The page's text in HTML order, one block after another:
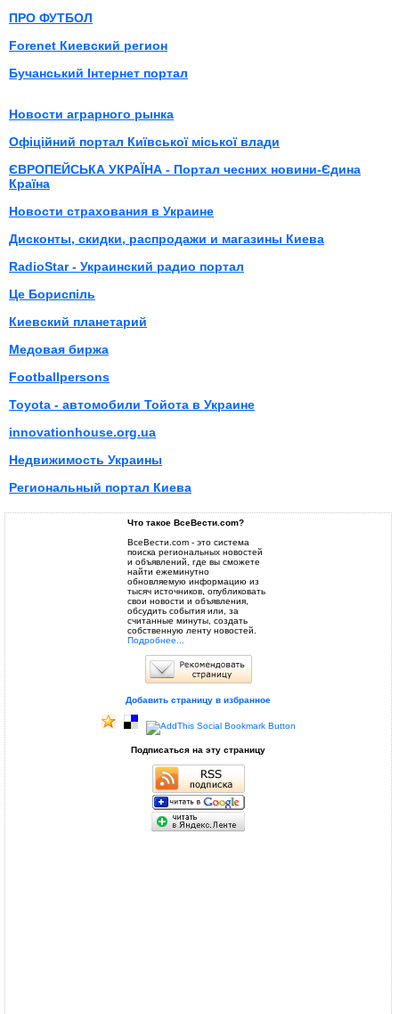
ПРО ФУТБОЛ
Forenet Киевский регион
Бучанський Інтернет портал
Новости аграрного рынка
Офіційний портал Київської міської влади
ЄВРОПЕЙСЬКА УКРАЇНА - Портал чесних новини-Єдина
Країна
Новости страхования в Украине
Дисконты, скидки, распродажи и магазины Киева
RadioStar - Украинский радио портал
Це Бориспіль
Киевский планетарий
Медовая биржа
Footballpersons
Toyota - автомобили Тойота в Украине
innovationhouse.org.ua
Недвижимость Украины
Региональный портал Киева
Что такое ВсеВести.com?
ВсеВести.com - это система
поиска региональных новостей
и объявлений, где вы сможете
найти ежеминутно
обновляемую информацию из
тысяч источников, опубликовать
свои новости и объявления,
обсудить события или, за
считанные минуты, создать
собственную ленту новостей.
Подробнее...
Добавить страницу в избранное
Подписаться на эту страницу